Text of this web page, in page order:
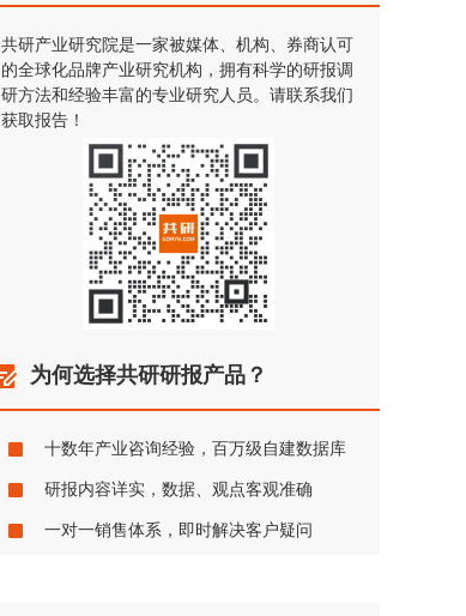
共研产业研究院是一家被媒体、机构、券商认可
的全球化品牌产业研究机构，拥有科学的研报调
研方法和经验丰富的专业研究人员。请联系我们
获取报告！
为何选择共研研报产品？
十数年产业咨询经验，百万级自建数据库
研报内容详实，数据、观点客观准确
一对一销售体系，即时解决客户疑问